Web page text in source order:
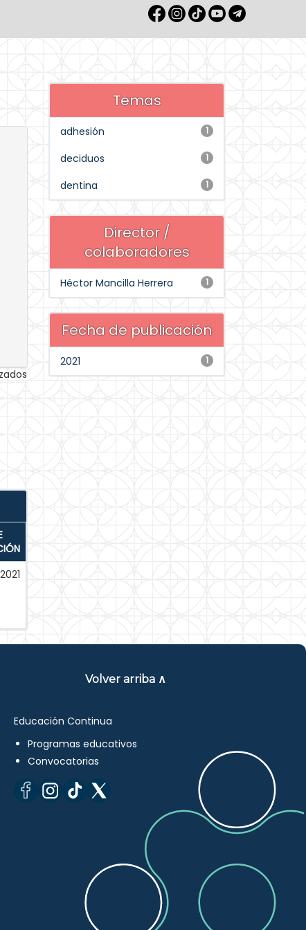
Temas
1
adhesión
1
deciduos
1
dentina
Director /
colaboradores
1
Héctor Mancilla Herrera
Fecha de publicación
1
2021
Volver arriba ∧
Educación Continua
Programas educativos
Convocatorias